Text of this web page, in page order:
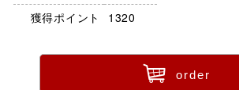
獲得ポイント
1320
ü order